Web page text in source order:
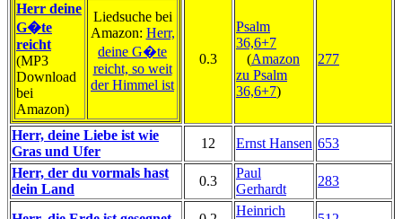
Herr deine
G�te
reicht
(MP3
Download
bei
Amazon)
Liedsuche bei
Amazon: Herr,
deine G�te
reicht, so weit
der Himmel ist
0.3
Psalm
36,6+7
(Amazon
zu Psalm
36,6+7)
277
Herr, deine Liebe ist wie
Gras und Ufer
12 Ernst Hansen 653
Herr, der du vormals hast
dein Land
0.3
Paul
Gerhardt
283
Heinrich